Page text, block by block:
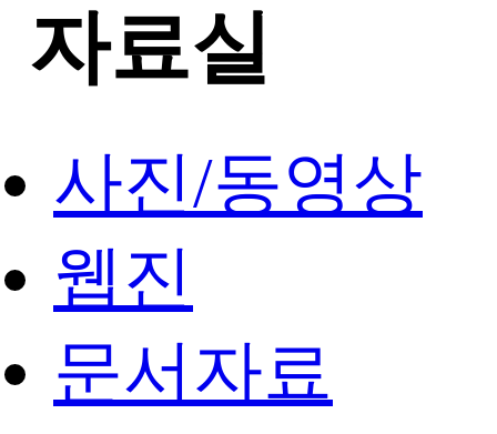
자료실
사진/동영상
웹진
문서자료